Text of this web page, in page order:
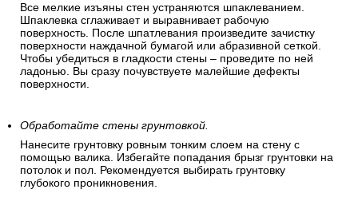
Все мелкие изъяны стен устраняются шпаклеванием.
Шпаклевка сглаживает и выравнивает рабочую
поверхность. После шпатлевания произведите зачистку
поверхности наждачной бумагой или абразивной сеткой.
Чтобы убедиться в гладкости стены – проведите по ней
ладонью. Вы сразу почувствуете малейшие дефекты
поверхности.
Обработайте стены грунтовкой.
Нанесите грунтовку ровным тонким слоем на стену с
помощью валика. Избегайте попадания брызг грунтовки на
потолок и пол. Рекомендуется выбирать грунтовку
глубокого проникновения.